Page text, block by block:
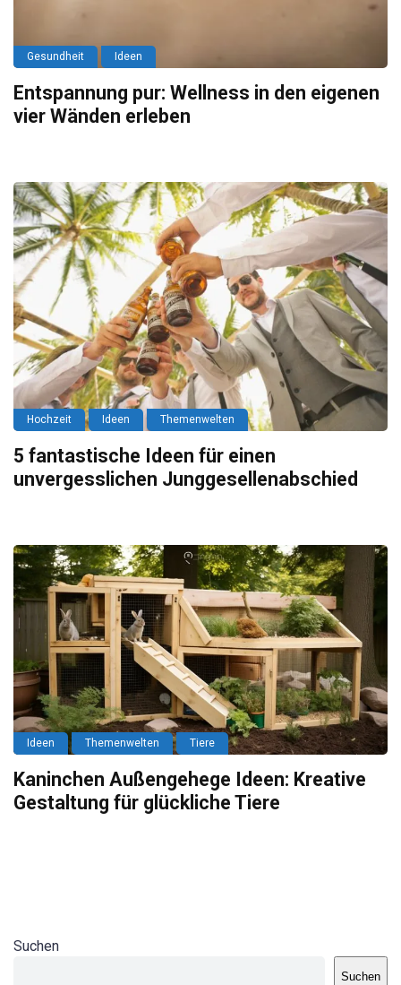
Gesundheit Ideen
Entspannung pur: Wellness in den eigenen
vier Wänden erleben
Hochzeit Ideen Themenwelten
5 fantastische Ideen für einen
unvergesslichen Junggesellenabschied
Ideen Themenwelten Tiere
Kaninchen Außengehege Ideen: Kreative
Gestaltung für glückliche Tiere
Suchen
Suchen